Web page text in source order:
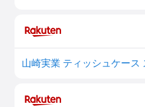
山崎実業 ティッシュケース